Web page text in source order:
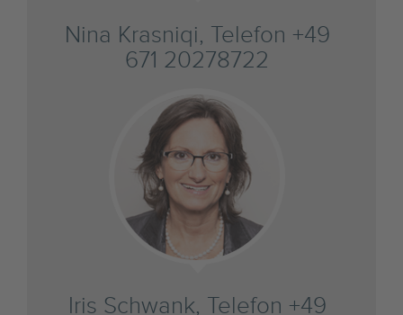
Nina Krasniqi, Telefon +49
671 20278722
Iris Schwank, Telefon +49